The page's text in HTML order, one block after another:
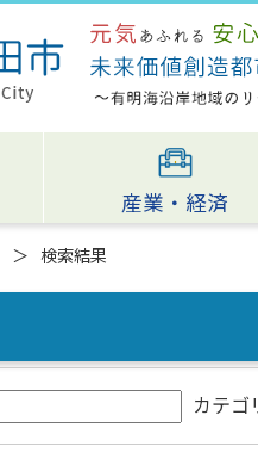
産業・経済
検索結果
カテゴ